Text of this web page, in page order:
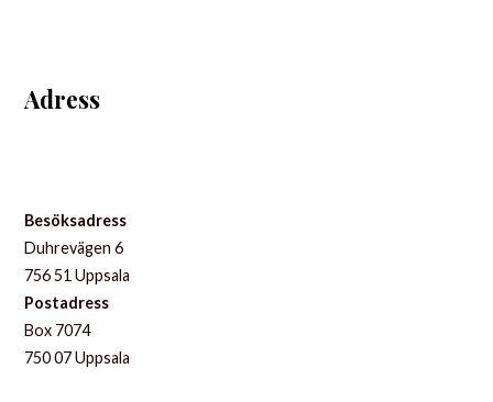
Adress
Besöksadress
Duhrevägen 6
756 51 Uppsala
Postadress
Box 7074
750 07 Uppsala